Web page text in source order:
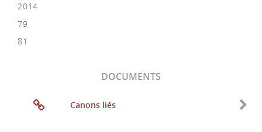
2014
79
81
DOCUMENTS
Canons liés